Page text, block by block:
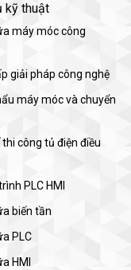
kỹ thuật
máy móc công
giải pháp công nghệ
máy móc và chuyển
công tủ điện điều
PLC HMI
biến tần
PLC
HMI